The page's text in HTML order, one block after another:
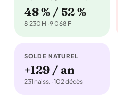
48 % / 52 %
8 230 H · 9 068 F
SOLDE NATUREL
+129 / an
231 naiss. · 102 décès